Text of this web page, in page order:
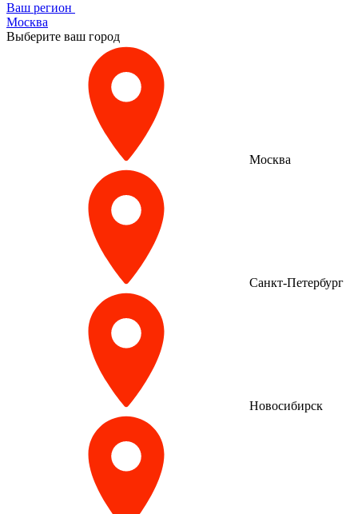
Ваш регион
Москва
Выберите ваш город
Москва
Санкт-Петербург
Новосибирск